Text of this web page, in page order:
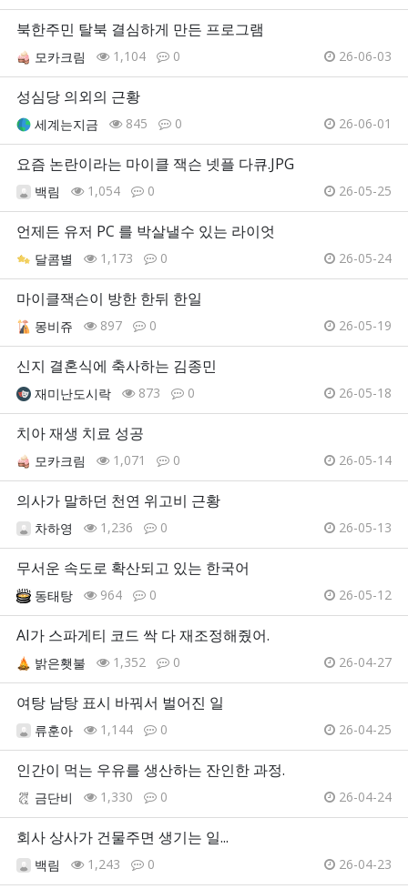
북한주민 탈북 결심하게 만든 프로그램
모카크림 1,104 0 26-06-03
성심당 의외의 근황
세계는지금 845 0 26-06-01
요즘 논란이라는 마이클 잭슨 넷플 다큐.JPG
백림 1,054 0 26-05-25
언제든 유저 PC 를 박살낼수 있는 라이엇
달콤별 1,173 0 26-05-24
마이클잭슨이 방한 한뒤 한일
몽비쥬 897 0 26-05-19
신지 결혼식에 축사하는 김종민
재미난도시락 873 0 26-05-18
치아 재생 치료 성공
모카크림 1,071 0 26-05-14
의사가 말하던 천연 위고비 근황
차하영 1,236 0 26-05-13
무서운 속도로 확산되고 있는 한국어
동태탕 964 0 26-05-12
AI가 스파게티 코드 싹 다 재조정해줬어.
밝은횃불 1,352 0 26-04-27
여탕 남탕 표시 바꿔서 벌어진 일
류훈아 1,144 0 26-04-25
인간이 먹는 우유를 생산하는 잔인한 과정.
금단비 1,330 0 26-04-24
회사 상사가 건물주면 생기는 일...
백림 1,243 0 26-04-23